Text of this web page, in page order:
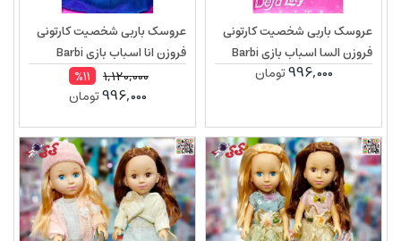
عروسک باربی شخصیت کارتونی
فروزن السا اسباب بازی Barbi
DEFA LUCY 8326
996,000تومان
عروسک باربی شخصیت کارتونی
فروزن انا اسباب بازی Barbi
DEFA LUCY 8326
1,120,000
%11
996,000تومان